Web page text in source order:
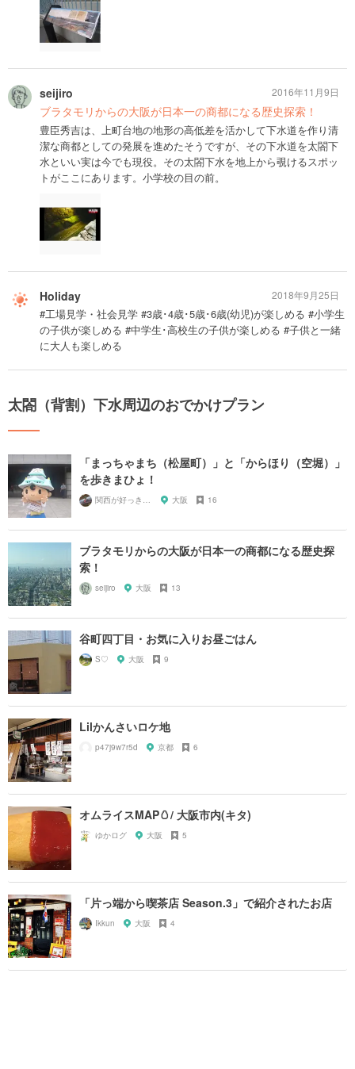
seijiro
ブラタモリからの大阪が日本一の商都になる歴史探索！
豊臣秀吉は、上町台地の地形の高低差を活かして下水道を作り清
潔な商都としての発展を進めたそうですが、その下水道を太閤下
水といい実は今でも現役。その太閤下水を地上から覗けるスポッ
トがここにあります。小学校の目の前。
2016年11月9日
Holiday
#工場見学・社会見学 #3歳･4歳･5歳･6歳(幼児)が楽しめる #小学生
の子供が楽しめる #中学生･高校生の子供が楽しめる #子供と一緒
に大人も楽しめる
2018年9月25日
太閤（背割）下水周辺のおでかけプラン
「まっちゃまち（松屋町）」と「からほり（空堀）」
を歩きまひょ！
関西が好っきゃねん 大阪 16
ブラタモリからの大阪が日本一の商都になる歴史探
索！
seijiro 大阪 13
谷町四丁目・お気に入りお昼ごはん
S♡ 大阪 9
Lilかんさいロケ地
p47j9w7r5d 京都 6
オムライスMAP🥚/ 大阪市内(キタ)
ゆかログ 大阪 5
「片っ端から喫茶店 Season.3」で紹介されたお店
Ikkun 大阪 4